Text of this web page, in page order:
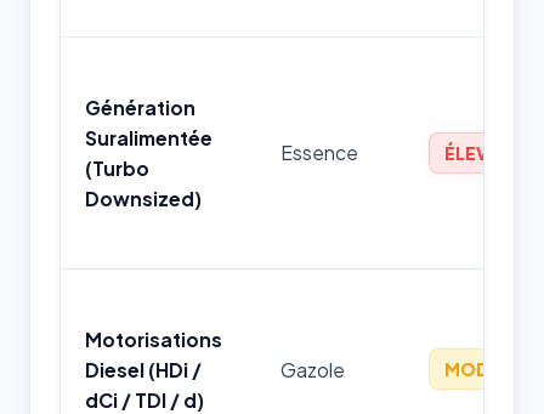
Génération
Suralimentée
(Turbo
Downsized)
Essence ÉLEVÉ
Motorisations
Diesel (HDi /
dCi / TDI / d)
Gazole MODÉRÉ